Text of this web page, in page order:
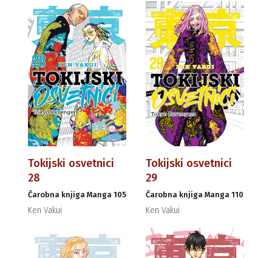
Tokijski osvetnici
28
Čarobna knjiga Manga 105
Ken Vakui
Tokijski osvetnici
29
Čarobna knjiga Manga 110
Ken Vakui